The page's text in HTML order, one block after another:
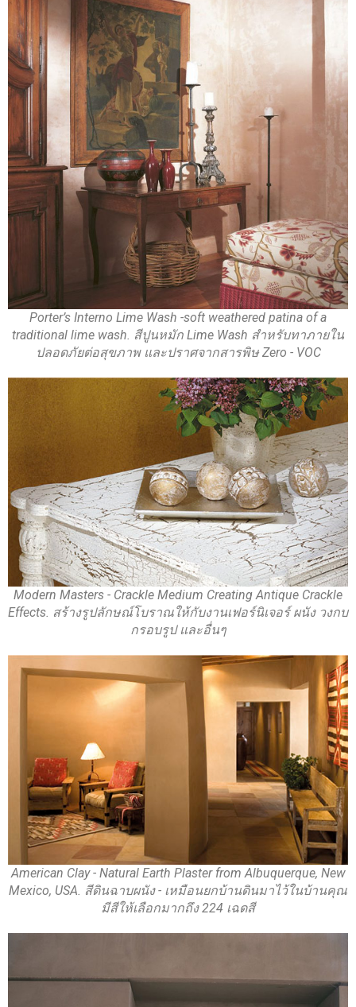
Porter’s Interno Lime Wash -soft weathered patina of a
traditional lime wash. สีปูนหมัก Lime Wash สำหรับทาภายใน
ปลอดภัยต่อสุขภาพ และปราศจากสารพิษ Zero - VOC
Modern Masters - Crackle Medium Creating Antique Crackle
Effects. สร้างรูปลักษณ์โบราณให้กับงานเฟอร์นิเจอร์ ผนัง วงกบ
กรอบรูป และอื่นๆ
American Clay - Natural Earth Plaster from Albuquerque, New
Mexico, USA. สีดินฉาบผนัง - เหมือนยกบ้านดินมาไว้ในบ้านคุณ
มีสีให้เลือกมากถึง 224 เฉดสี